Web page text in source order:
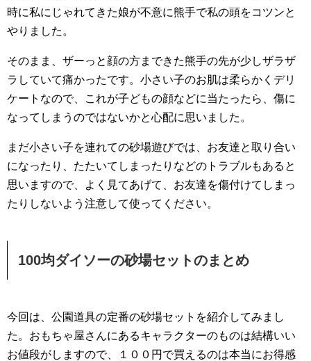
時に私にじゃれてきた娘が不意に熊手で私の頭をコツンと
やりました。
そのまま、ザーっと顔の方まできた熊手の先が少しザラザ
ラしていて痛かったです。小さい子のお肌は柔らかくデリ
ケートなので、これが子どもの顔などに当たったら、傷に
なってしまうのではないかと心配に思いました。
まだ小さい子を連れての砂場遊びでは、お友達と取り合い
になったり、たたいてしまったりなどのトラブルもあると
思いますので、よく見てあげて、お友達を傷付けてしまっ
たりしないよう注意して使ってください。
100均ダイソーの砂場セットのまとめ
今回は、公園道具の定番の砂場セットを紹介してみまし
た。おもちゃ屋さんにあるキャラクターのものは結構いい
お値段がしますので、１００円で買えるのは本当にお得感